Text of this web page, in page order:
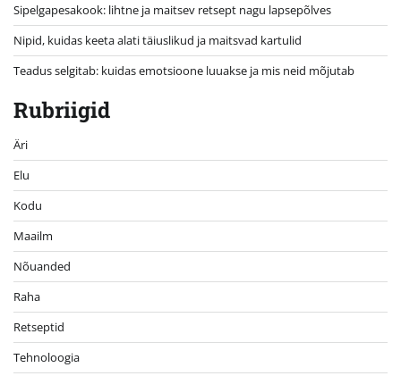
Sipelgapesakook: lihtne ja maitsev retsept nagu lapsepõlves
Nipid, kuidas keeta alati täiuslikud ja maitsvad kartulid
Teadus selgitab: kuidas emotsioone luuakse ja mis neid mõjutab
Rubriigid
Äri
Elu
Kodu
Maailm
Nõuanded
Raha
Retseptid
Tehnoloogia